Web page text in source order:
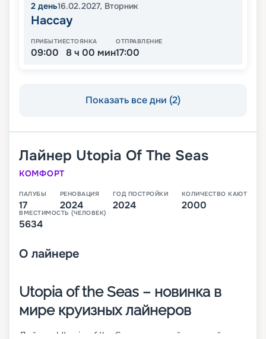
2 день16.02.2027, Вторник
Нассау
ПРИБЫТИЕ
09:00
СТОЯНКА
8 ч 00 мин
ОТПРАВЛЕНИЕ
17:00
Показать все дни (2)
Лайнер Utopia Of The Seas
КОМФОРТ
ПАЛУБЫ
17
РЕНОВАЦИЯ
2024
ГОД ПОСТРОЙКИ
2024
КОЛИЧЕСТВО КАЮТ
2000
ВМЕСТИМОСТЬ (ЧЕЛОВЕК)
5634
О лайнере
Utopia of the Seas – новинка в
мире круизных лайнеров
Лайнер Utopia of the Seas – шестой и самый